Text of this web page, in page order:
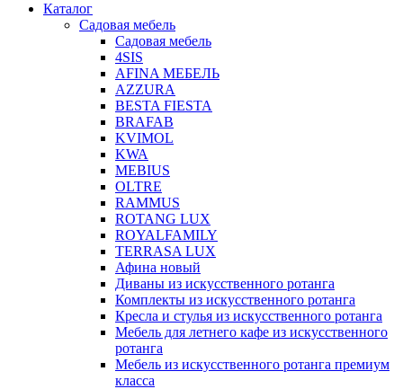
Каталог
Садовая мебель
Садовая мебель
4SIS
AFINA МЕБЕЛЬ
AZZURA
BESTA FIESTA
BRAFAB
KVIMOL
KWA
MEBIUS
OLTRE
RAMMUS
ROTANG LUX
ROYALFAMILY
TERRASA LUX
Афина новый
Диваны из искусственного ротанга
Комплекты из искусственного ротанга
Кресла и стулья из искусственного ротанга
Мебель для летнего кафе из искусственного
ротанга
Мебель из искусственного ротанга премиум
класса